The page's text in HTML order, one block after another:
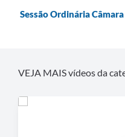
Sessão Ordinária
VEJA MAIS vídeos da